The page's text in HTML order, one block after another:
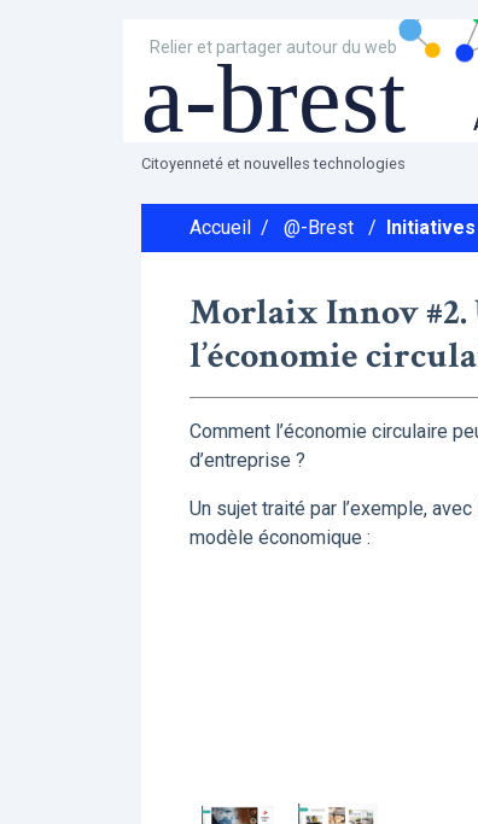
Relier et partager autour du web
a-brest
Citoyenneté et nouvelles technologies
Accueil / @-Brest /
Morlaix Innov #2.
l’économie
Comment l’économie circulaire
d’entreprise ?
Un sujet traité par l’exemple,
modèle économique :